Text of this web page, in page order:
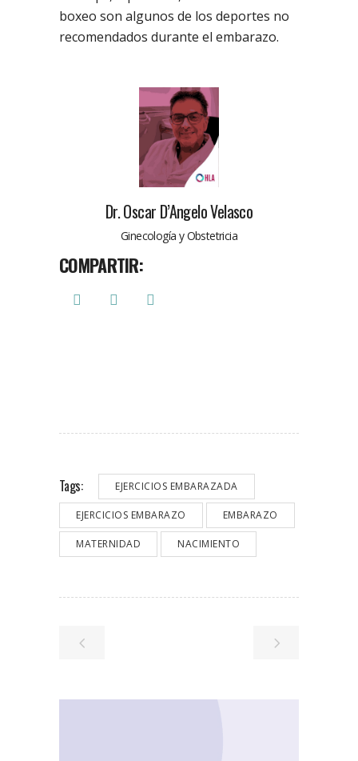
boxeo son algunos de los deportes no
recomendados durante el embarazo.
Dr. Oscar D’Angelo Velasco
Ginecología y Obstetricia
COMPARTIR:
Tags: EJERCICIOS EMBARAZADA
EJERCICIOS EMBARAZO EMBARAZO
MATERNIDAD NACIMIENTO